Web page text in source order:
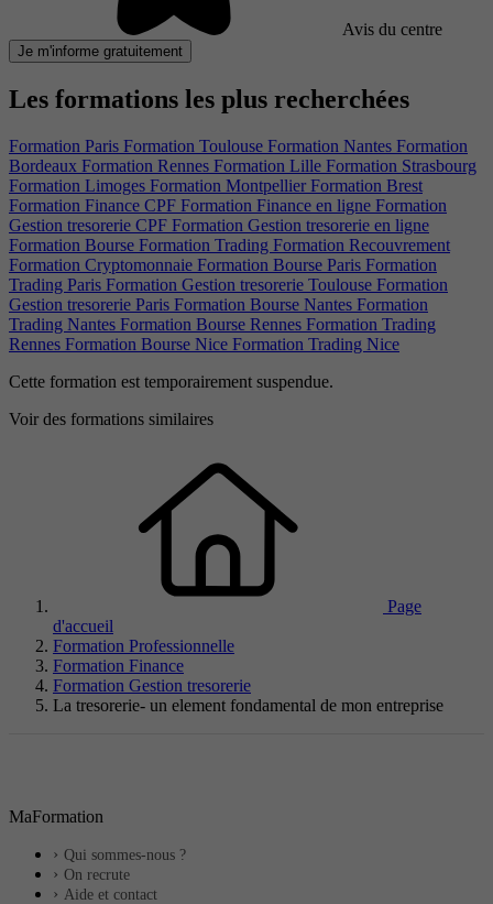
Avis du centre
Je m'informe gratuitement
Les formations les plus recherchées
Formation Paris Formation Toulouse Formation Nantes Formation
Bordeaux Formation Rennes Formation Lille Formation Strasbourg
Formation Limoges Formation Montpellier Formation Brest
Formation Finance CPF Formation Finance en ligne Formation
Gestion tresorerie CPF Formation Gestion tresorerie en ligne
Formation Bourse Formation Trading Formation Recouvrement
Formation Cryptomonnaie Formation Bourse Paris Formation
Trading Paris Formation Gestion tresorerie Toulouse Formation
Gestion tresorerie Paris Formation Bourse Nantes Formation
Trading Nantes Formation Bourse Rennes Formation Trading
Rennes Formation Bourse Nice Formation Trading Nice
Cette formation est temporairement suspendue.
Voir des formations similaires
Page
d'accueil
Formation Professionnelle
Formation Finance
Formation Gestion tresorerie
La tresorerie- un element fondamental de mon entreprise
MaFormation
Qui sommes-nous ?
On recrute
Aide et contact